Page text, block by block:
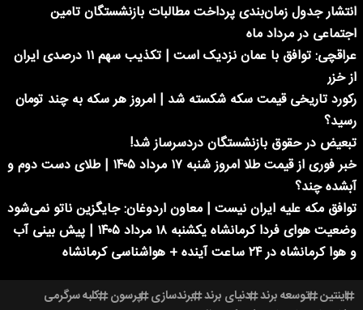
انتشار جدول زمان‌بندی پرداخت مطالبات بازنشستگان تامین
اجتماعی در مرداد ماه
عراقچی: توافق با عمان نزدیک است | تکذیب سهم ۱۱ درصدی ایران
از خزر
رکورد تاریخی قیمت سکه شکسته شد | امروز هر سکه به چند تومان
رسید؟
تبعیض در حقوق بازنشستگان دردسرساز شد!
خبر فوری از قیمت طلا امروز شنبه ۱۷ مرداد ۱۴۰۵ | طلای دست دوم و
آبشده چند؟
توافق مکه علیه ایران نیست | معاون اردوغان: جایگزین ناتو نمی‌شود
وضعیت هوای فردا کرمانشاه یکشنبه ۱۸ مرداد ۱۴۰۵ | پیش بینی آب
و هوا کرمانشاه در ۲۴ ساعت آینده + هواشناسی کرمانشاه
اینتین توسعه برند دنیای برند برندسازی پرسون کلبه سرگرمی